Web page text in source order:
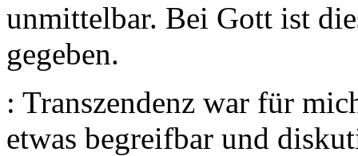
unmittelbar. Bei Gott ist
gegeben.
: Transzendenz war für
etwas begreifbar und